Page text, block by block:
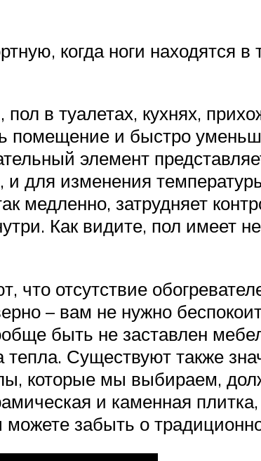
когда ноги находятся
в туалетах, кухнях,
помещение и быстро
элемент
и для изменения
медленно, затрудняет
Как видите, пол имеет
что отсутствие
– вам не нужно
быть не заставлен
Существуют также
которые мы выбираем,
и каменная
забыть о